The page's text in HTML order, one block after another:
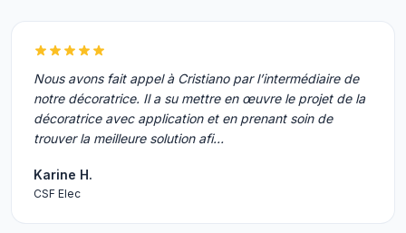
Nous avons fait appel à Cristiano par l’intermédiaire de
notre décoratrice. Il a su mettre en œuvre le projet de la
décoratrice avec application et en prenant soin de
trouver la meilleure solution afi…
Karine H.
CSF Elec